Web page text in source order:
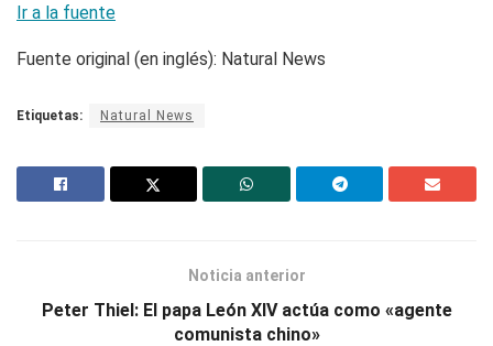
Ir a la fuente
Fuente original (en inglés): Natural News
Etiquetas: Natural News
Noticia anterior
Peter Thiel: El papa León XIV actúa como «agente
comunista chino»